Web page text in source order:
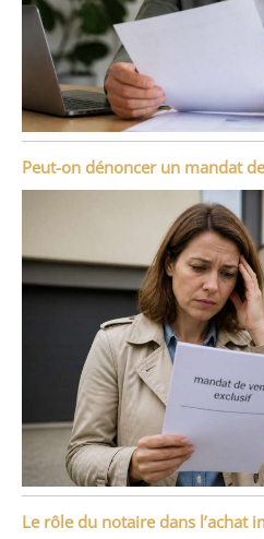
Peut-on dénoncer un mandat
Le rôle du notaire dans l’achat